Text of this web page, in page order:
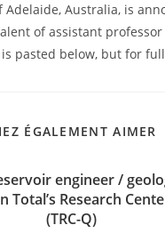
Adelaide, Australia, is
of assistant
pasted below, but for
ÉGALEMENT AIMER
engineer /
Total’s Research
(TRC-Q)